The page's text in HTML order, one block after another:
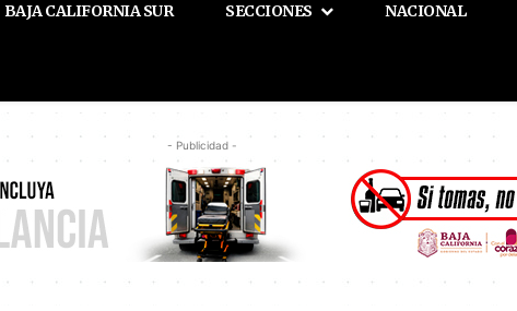
BAJA CALIFORNIA SUR SECCIONES NACIONAL
- Publicidad -